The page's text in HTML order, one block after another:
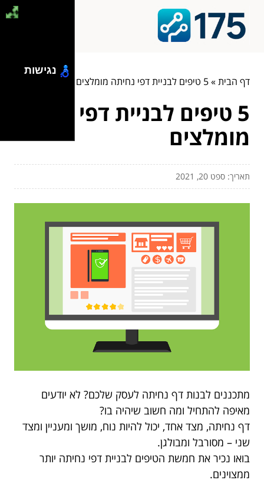
דף הבית»5 טיפים לבניית דפי נחיתה מומלצים
5 טיפים לבניית דפי נחיתה
מומלצים
תאריך: ספט 20, 2021
מתכננים לבנות דף נחיתה לעסק שלכם? לא יודעים
מאיפה להתחיל ומה חשוב שיהיה בו?
דף נחיתה, מצד אחד, יכול להיות נוח, מושך ומעניין ומצד
שני – מסורבל ומבולגן.
בואו נכיר את חמשת הטיפים לבניית דפי נחיתה יותר
ממצוינים.
נגישות